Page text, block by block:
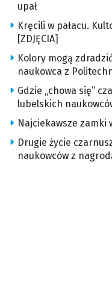
upał
Kręcili w pałacu.
[ZDJĘCIA]
Kolory mogą
naukowca z
Gdzie „chowa się”
lubelskich
Najciekawsze zamki
Drugie życie
naukowców z